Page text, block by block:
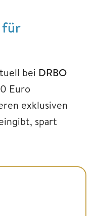
für
bei DRBO
Euro
exklusiven
spart